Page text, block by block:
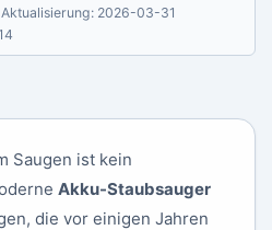
2026-03-31
Saugen ist kein
Akku-Staubsauger
die vor einigen Jahren